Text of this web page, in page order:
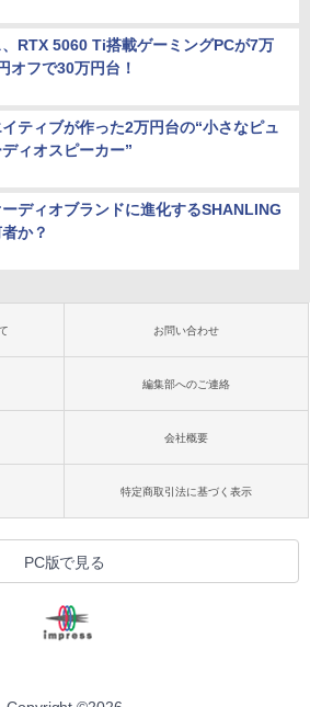
RTX 5060 Ti搭載ゲーミングPCが7万
オフで30万円台！
ティブが作った2万円台の“小さなピュ
ィオスピーカー”
ディオブランドに進化するSHANLING
か？
お問い合わせ
編集部へのご連絡
会社概要
特定商取引法に基づく表示
PC版で見る